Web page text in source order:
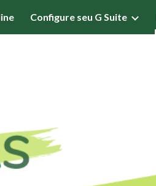
to navigation
Configure seu G Suite